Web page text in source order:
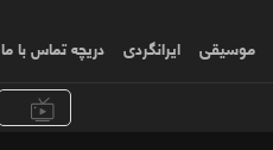
موسیقی ایرانگردی دریچه تماس با ما